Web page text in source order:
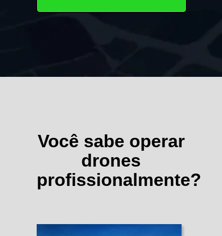
Você sabe operar
drones
profissionalmente?